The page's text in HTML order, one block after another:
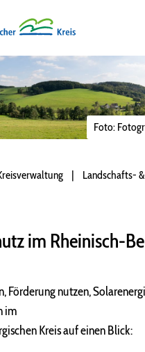
Foto:
Landschafts-
im Rheinisch-
Förderung nutzen,
im
Kreis auf einen Blick: